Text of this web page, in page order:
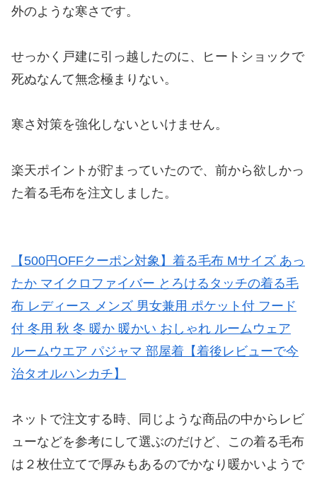
外のような寒さです。
せっかく戸建に引っ越したのに、ヒートショックで
死ぬなんて無念極まりない。
寒さ対策を強化しないといけません。
楽天ポイントが貯まっていたので、前から欲しかっ
た着る毛布を注文しました。
【500円OFFクーポン対象】着る毛布 Mサイズ あっ
たか マイクロファイバー とろけるタッチの着る毛
布 レディース メンズ 男女兼用 ポケット付 フード
付 冬用 秋 冬 暖か 暖かい おしゃれ ルームウェア
ルームウエア パジャマ 部屋着【着後レビューで今
治タオルハンカチ】
ネットで注文する時、同じような商品の中からレビ
ューなどを参考にして選ぶのだけど、この着る毛布
は２枚仕立てで厚みもあるのでかなり暖かいようで